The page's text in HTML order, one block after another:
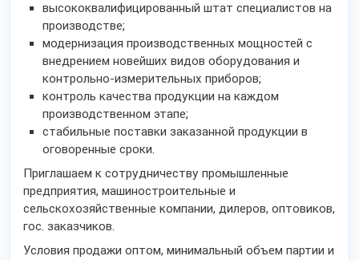
высококвалифицированный штат специалистов на
производстве;
модернизация производственных мощностей с
внедрением новейших видов оборудования и
контрольно-измерительных приборов;
контроль качества продукции на каждом
производственном этапе;
стабильные поставки заказанной продукции в
оговоренные сроки.
Приглашаем к сотрудничеству промышленные
предприятия, машиностроительные и
сельскохозяйственные компании, дилеров, оптовиков,
гос. заказчиков.
Условия продажи оптом, минимальный объем партии и